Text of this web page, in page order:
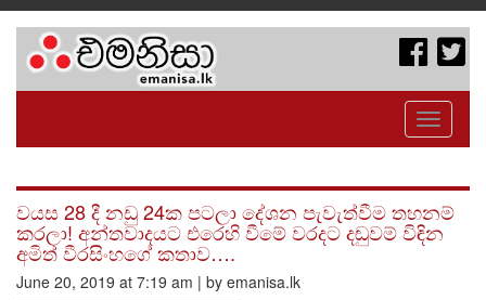
Toggle
වයස 28 දී නඩු 24ක පටලා දේශන පැවැත්වීම තහනම්
කරලා! අන්තවාදයට එරෙහි වීමේ වරදට දඬුවම් විඳින
අමිත් වීරසිංහගේ කතාව….
June 20, 2019 at 7:19 am | by emanisa.lk